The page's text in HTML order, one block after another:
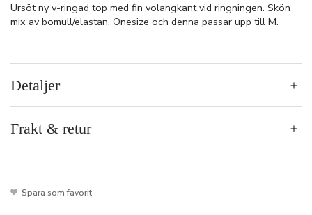
Ursöt ny v-ringad top med fin volangkant vid ringningen. Skön
mix av bomull/elastan. Onesize och denna passar upp till M.
Detaljer
Frakt & retur
Spara som favorit